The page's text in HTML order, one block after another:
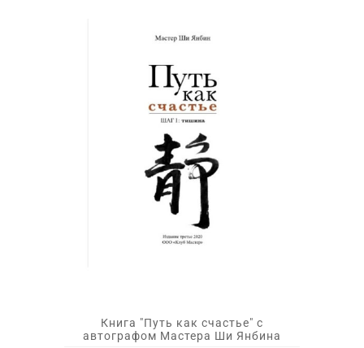
Книга "Путь как счастье" с
автографом Мастера Ши Янбина